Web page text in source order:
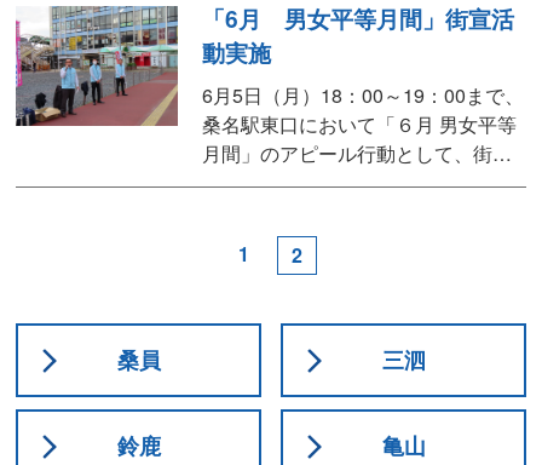
り生きやすい社会、居心地の良い職
場～をテーマに講義を頂き、中でも
個人の価値観を引き出すことができ
るカード「Wevox v...
「6月 男女平等月間」街宣活
動実施
6月5日（月）18：00～19：00まで、
桑名駅東口において「６月 男女平等
月間」のアピール行動として、街頭
演説ならびにチラシ入りテッシュの
連合三重 伊藤副事務局長をはじめ、
桑員地協 伊藤議長、松田 桑名市議、
き、性別を問わず、職場・学校・地
域・家庭・・...
1 2
桑員 三泗
鈴鹿 亀山